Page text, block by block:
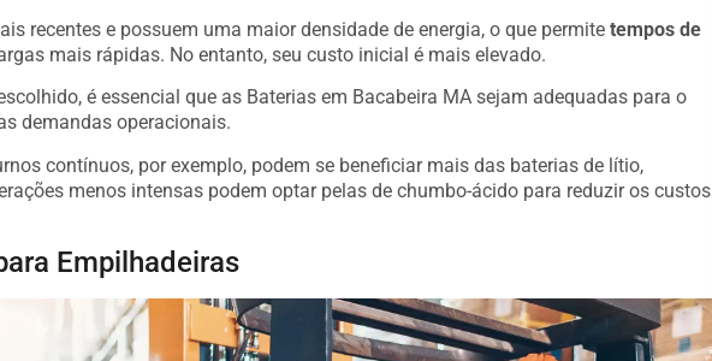
recentes e possuem uma maior densidade de energia, o que permite tempos de
mais rápidas. No entanto, seu custo inicial é mais elevado.
é essencial que as Baterias em Bacabeira MA sejam adequadas para o
demandas operacionais.
contínuos, por exemplo, podem se beneficiar mais das baterias de lítio,
menos intensas podem optar pelas de chumbo-ácido para reduzir os custos
Empilhadeiras